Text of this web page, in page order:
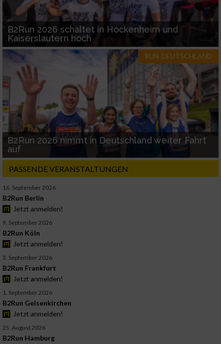
B2Run 2026 schaltet in Hockenheim und
Kaiserslautern hoch
RUN-DEUTSCHLAND
B2Run 2026 nimmt in Deutschland weiter Fahrt
auf
PASSENDE VERANSTALTUNGEN
16. September 2026
B2Run Berlin
Jetzt anmelden!
9. September 2026
B2Run Köln
Jetzt anmelden!
3. September 2026
B2Run Frankfurt
Jetzt anmelden!
1. September 2026
B2Run Gelsenkirchen
Jetzt anmelden!
25. August 2026
B2Run Hamburg